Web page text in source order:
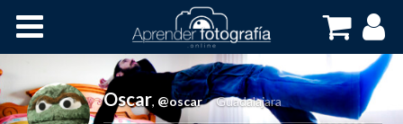
Cursos OnLine
Oscar, @oscar Guadalajara